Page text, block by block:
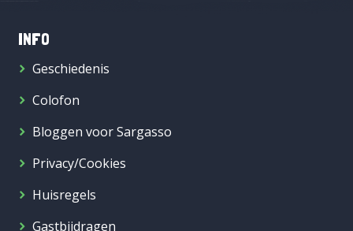
INFO
Geschiedenis
Colofon
Bloggen voor Sargasso
Privacy/Cookies
Huisregels
Gastbijdragen